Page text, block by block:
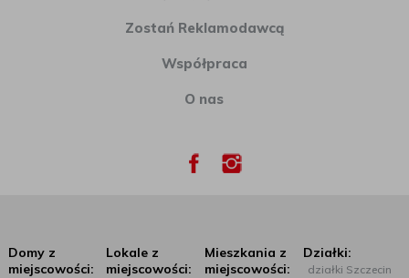
Zostań Reklamodawcą
Współpraca
O nas
Domy z
miejscowości:
Lokale z
miejscowości:
Mieszkania z
miejscowości:
Działki:
działki Szczecin